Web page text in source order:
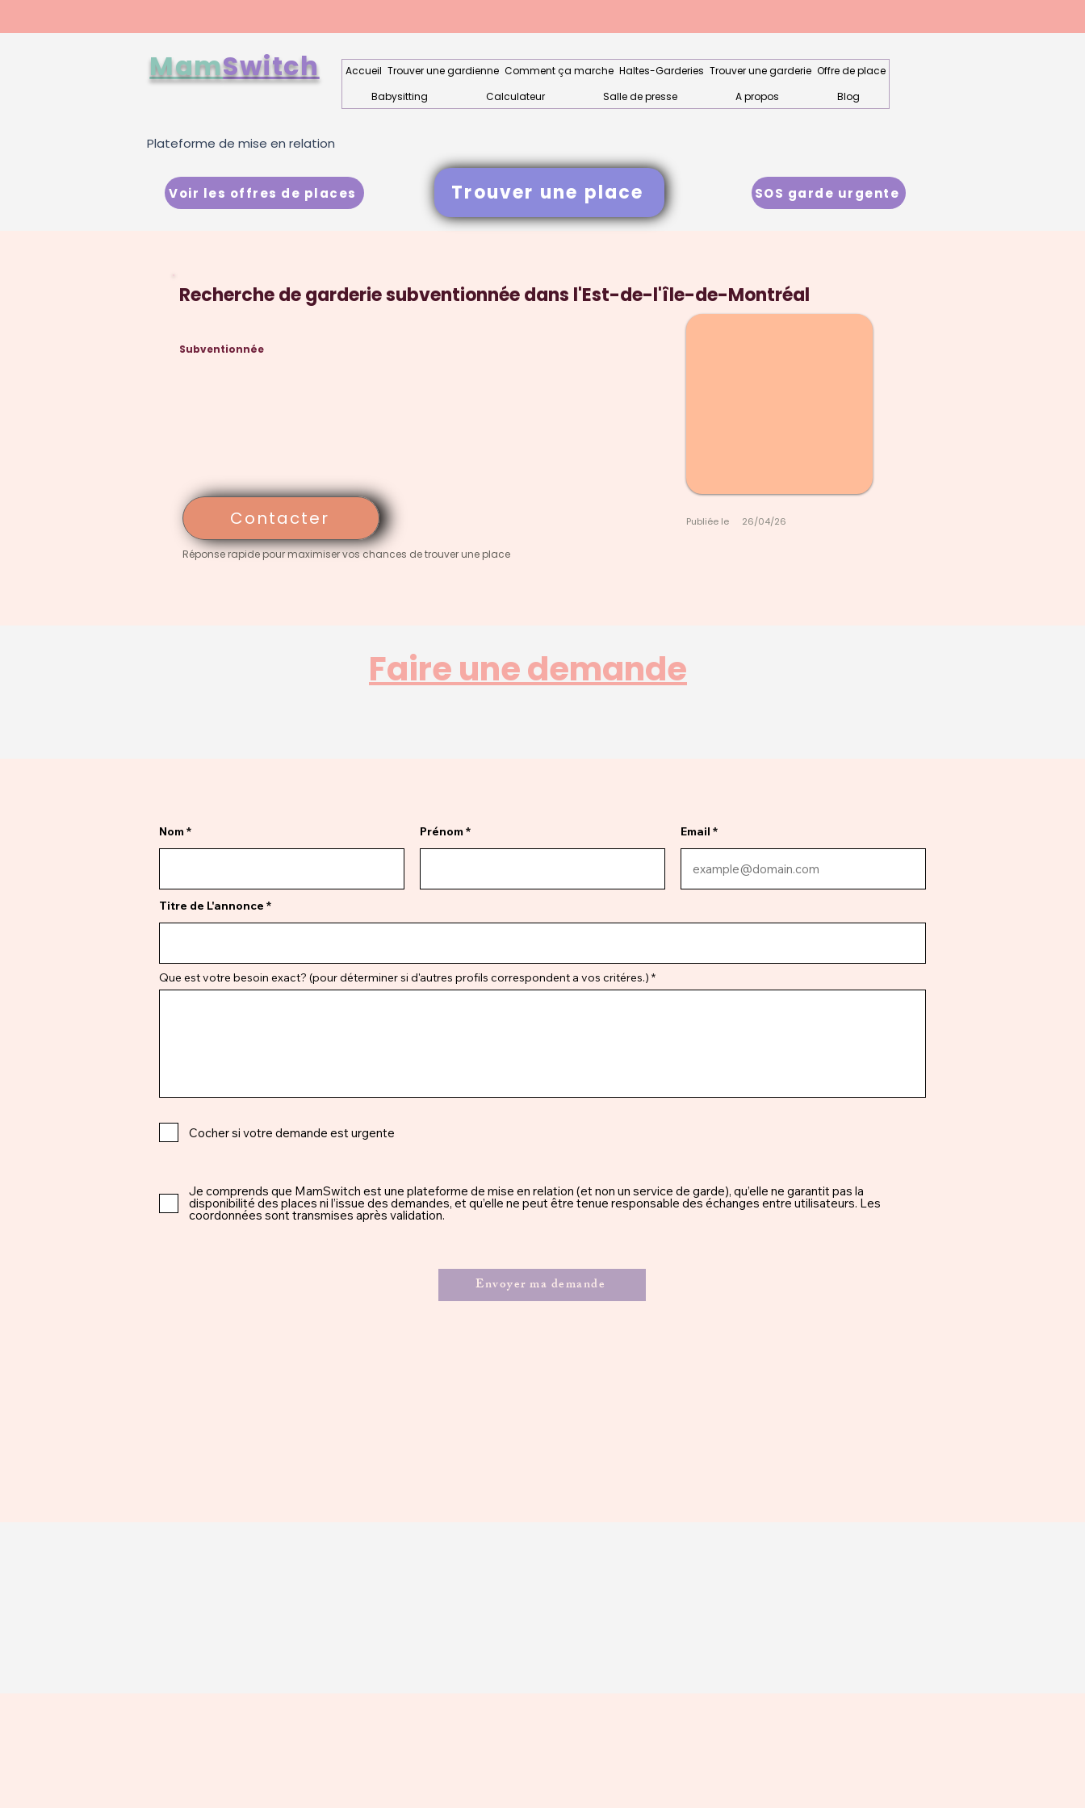
MamSwitch Accueil Trouver une gardienne Comment ça marche Haltes-Garderies Trouver une garderie Offre de place
Babysitting
Calculateur Salle de presse A propos Blog
Plateforme de mise en relation
Voir les offres de places Trouver une place SOS garde urgente
Recherche de garderie subventionnée dans l'Est-de-l'île-de-Montréal
Subventionnée
Contacter
Réponse rapide pour maximiser vos chances de trouver une place
Publiée le 26/04/26
Faire une demande
Nom Prénom Email
Titre de L'annonce
Que est votre besoin exact? (pour déterminer si d'autres profils correspondent a vos critéres.)
Cocher si votre demande est urgente
Je comprends que MamSwitch est une plateforme de mise en relation (et non un service de garde), qu’elle ne garantit pas la
disponibilité des places ni l’issue des demandes, et qu’elle ne peut être tenue responsable des échanges entre utilisateurs. Les
coordonnées sont transmises après validation.
Envoyer ma demande